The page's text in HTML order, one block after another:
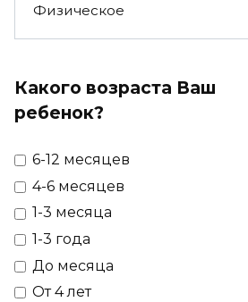
Физическое
Какого возраста Ваш
ребенок?
6-12 месяцев
4-6 месяцев
1-3 месяца
1-3 года
До месяца
От 4 лет